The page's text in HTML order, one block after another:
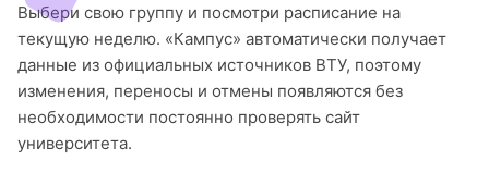
Выбери свою группу и посмотри расписание на
текущую неделю. «Кампус» автоматически получает
данные из официальных источников ВТУ, поэтому
изменения, переносы и отмены появляются без
необходимости постоянно проверять сайт
университета.